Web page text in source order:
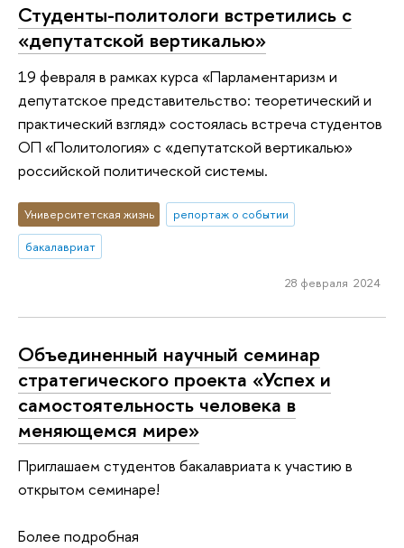
Студенты-политологи встретились с
«депутатской вертикалью»
19 февраля в рамках курса «Парламентаризм и
депутатское представительство: теоретический и
практический взгляд» состоялась встреча студентов
ОП «Политология» с «депутатской вертикалью»
российской политической системы.
Университетская жизнь
репортаж о событии
бакалавриат
28 февраля 2024
Объединенный научный семинар
стратегического проекта «Успех и
самостоятельность человека в
меняющемся мире»
Приглашаем студентов бакалавриата к участию в
открытом семинаре!
Более подробная